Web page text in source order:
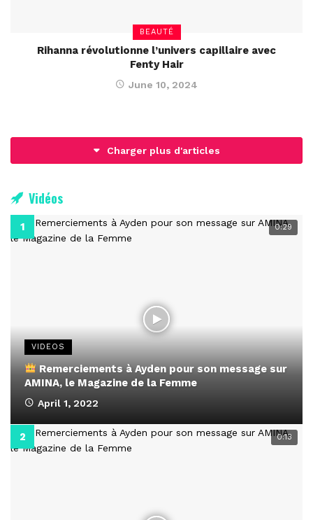
BEAUTÉ
Rihanna révolutionne l’univers capillaire avec
Fenty Hair
June 10, 2024
Charger plus d'articles
Vidéos
0:29
VIDEOS
Remerciements à Ayden pour son message sur
AMINA, le Magazine de la Femme
April 1, 2022
0:13